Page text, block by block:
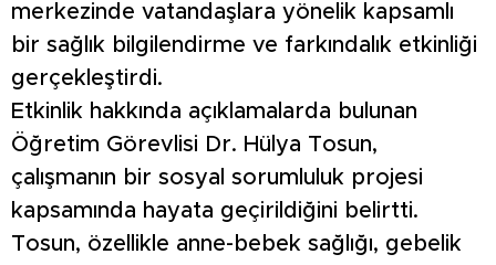
merkezinde vatandaşlara yönelik kapsamlı
bir sağlık bilgilendirme ve farkındalık etkinliği
gerçekleştirdi.
Etkinlik hakkında açıklamalarda bulunan
Öğretim Görevlisi Dr. Hülya Tosun,
çalışmanın bir sosyal sorumluluk projesi
kapsamında hayata geçirildiğini belirtti.
Tosun, özellikle anne-bebek sağlığı, gebelik